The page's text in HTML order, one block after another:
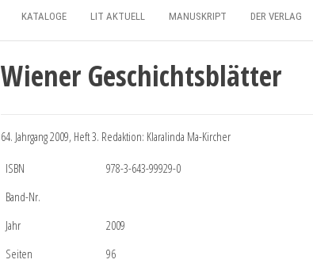
KATALOGE LIT AKTUELL MANUSKRIPT DER VERLAG
Wiener Geschichtsblätter
64. Jahrgang 2009, Heft 3. Redaktion: Klaralinda Ma-Kircher
ISBN
978-3-643-99929-0
Band-Nr.
Jahr
2009
Seiten
96